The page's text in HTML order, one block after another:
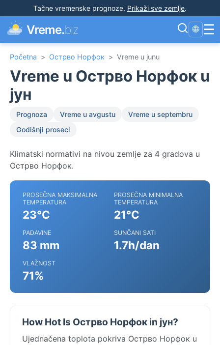
Tačne vremenske prognoze. Prikaži sve zemlje.
Vreme.biz 🌐 ☰
Početna > Острво Норфок > Vreme u junu
Vreme u Острво Норфок u
јун
Prognoza Vreme u avgustu
Vreme u septembru
Godišnji proseci
Klimatski normativi na nivou zemlje za 4 gradova u
Острво Норфок.
PROSEČNA MAKSIMALNA
TEMPERATURA
23°C
PROSEČNA MINIMALNA
TEMPERATURA
21°C
PADAVINE
83 mm
SUNČANI SATI
1.7h/dan
VLAŽNOST
71%
How Hot Is Острво Норфок in јун?
Ujednačena toplota pokriva Острво Норфок u